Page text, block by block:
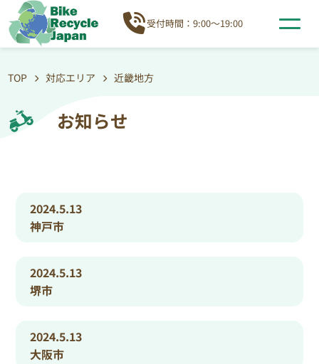
受付時間：9:00～19:00
TOP 対応エリア 近畿地方
お知らせ
2024.5.13
神戸市
2024.5.13
堺市
2024.5.13
大阪市